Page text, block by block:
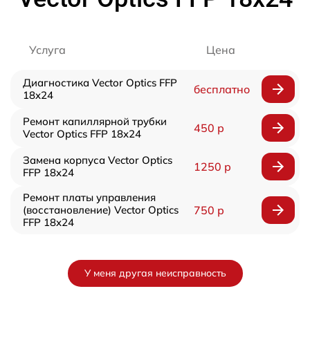
Услуга Цена
Диагностика Vector Optics FFP
18x24
бесплатно
Ремонт капиллярной трубки
Vector Optics FFP 18x24
450 р
Замена корпуса Vector Optics
FFP 18x24
1250 р
Ремонт платы управления
(восстановление) Vector Optics
FFP 18x24
750 р
У меня другая неисправность